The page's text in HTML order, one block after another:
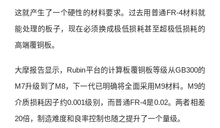
这就产生了一个硬性的材料要求。过去用普通FR-4材料就
能处理的板子，现在必须换成极低损耗甚至超极低损耗的
高端覆铜板。
大摩报告显示，Rubin平台的计算板覆铜板等级从GB300的
M7升级到了M8，下一代已明确将全面采用M9材料。M9的
介质损耗因子约0.001级别，而普通FR-4是0.02。两者相差
20倍，制造难度和良率控制也随之提升了一个量级。